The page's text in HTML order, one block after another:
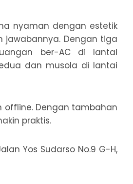
nyaman dengan estetik
jawabannya. Dengan tiga
ber-AC di lantai
dan musola di lantai
offline. Dengan tambahan
praktis.
Yos Sudarso No.9 G-H,